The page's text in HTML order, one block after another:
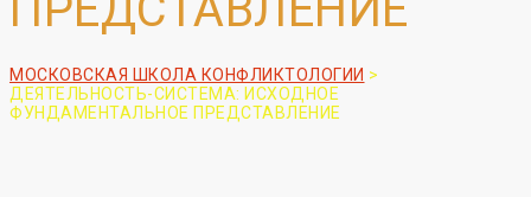
МОСКОВСКАЯ ШКОЛА КОНФЛИКТОЛОГИИ >
ДЕЯТЕЛЬНОСТЬ-СИСТЕМА: ИСХОДНОЕ
ФУНДАМЕНТАЛЬНОЕ ПРЕДСТАВЛЕНИЕ